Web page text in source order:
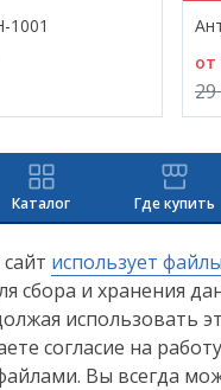
1001
от
29
Каталог Где купить
33-00
персональных
использует
сбора и хранения
использовать
согласие на
Вы всегда